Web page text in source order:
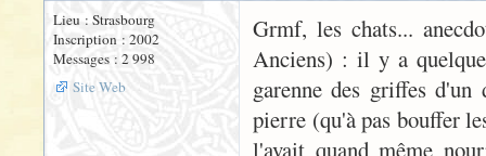
Lieu : Strasbourg
Inscription : 2002
Messages : 2 998
Site Web
Grmf, les chats...
Anciens) : il y a
garenne des griffes
pierre (qu'à pas bouffer
l'avait quand même